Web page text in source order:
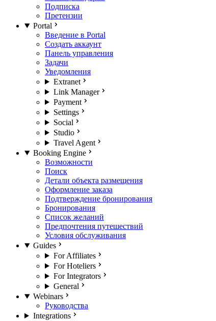
Подписка
Претензии
Portal
Введение в Portal
Создать аккаунт
Панель управления
Задачи
Уведомления
Extranet
Link Manager
Payment
Settings
Social
Studio
Travel Agent
Booking Engine
Возможности
Поиск
Детали объекта размещения
Оформление заказа
Подтверждение бронирования
Бронирования
Список желаний
Предпочтения путешествий
Условия обслуживания
Guides
For Affiliates
For Hoteliers
For Integrators
General
Webinars
Руководства
Integrations